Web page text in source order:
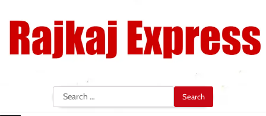
content
Search
for: